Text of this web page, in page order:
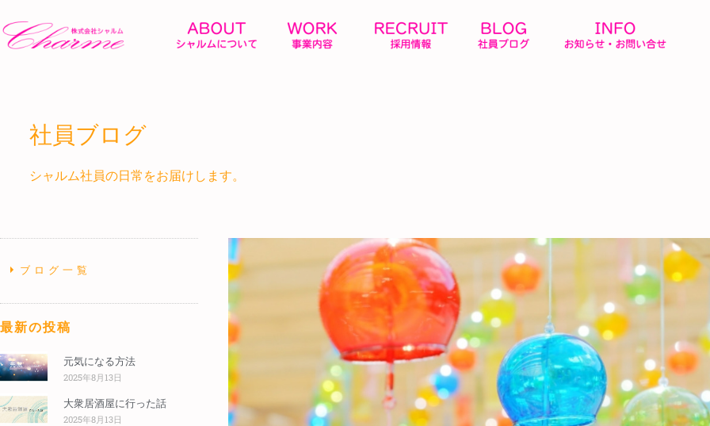
社員ブログ
シャルム社員の日常をお届けします。
ブログ一覧
最新の投稿
元気になる方法
2025年8月13日
大衆居酒屋に行った話
2025年8月13日